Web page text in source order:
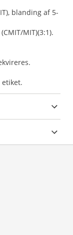
blanding af 5-
MIT)(3:1).